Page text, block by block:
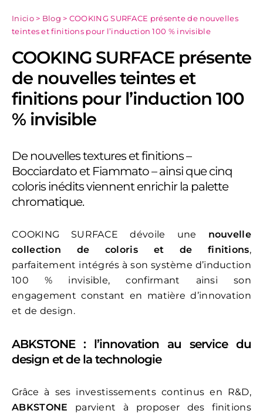
Inicio> Blog > COOKING SURFACE présente de nouvelles
teintes et finitions pour l’induction 100 % invisible
COOKING SURFACE présente
de nouvelles teintes et
finitions pour l’induction 100
% invisible
De nouvelles textures et finitions –
Bocciardato et Fiammato – ainsi que cinq
coloris inédits viennent enrichir la palette
chromatique.
COOKING SURFACE dévoile une nouvelle
collection de coloris et de finitions,
parfaitement intégrés à son système d’induction
100 % invisible, confirmant ainsi son
engagement constant en matière d’innovation
et de design.
ABKSTONE : l’innovation au service du
design et de la technologie
Grâce à ses investissements continus en R&D,
ABKSTONE parvient à proposer des finitions